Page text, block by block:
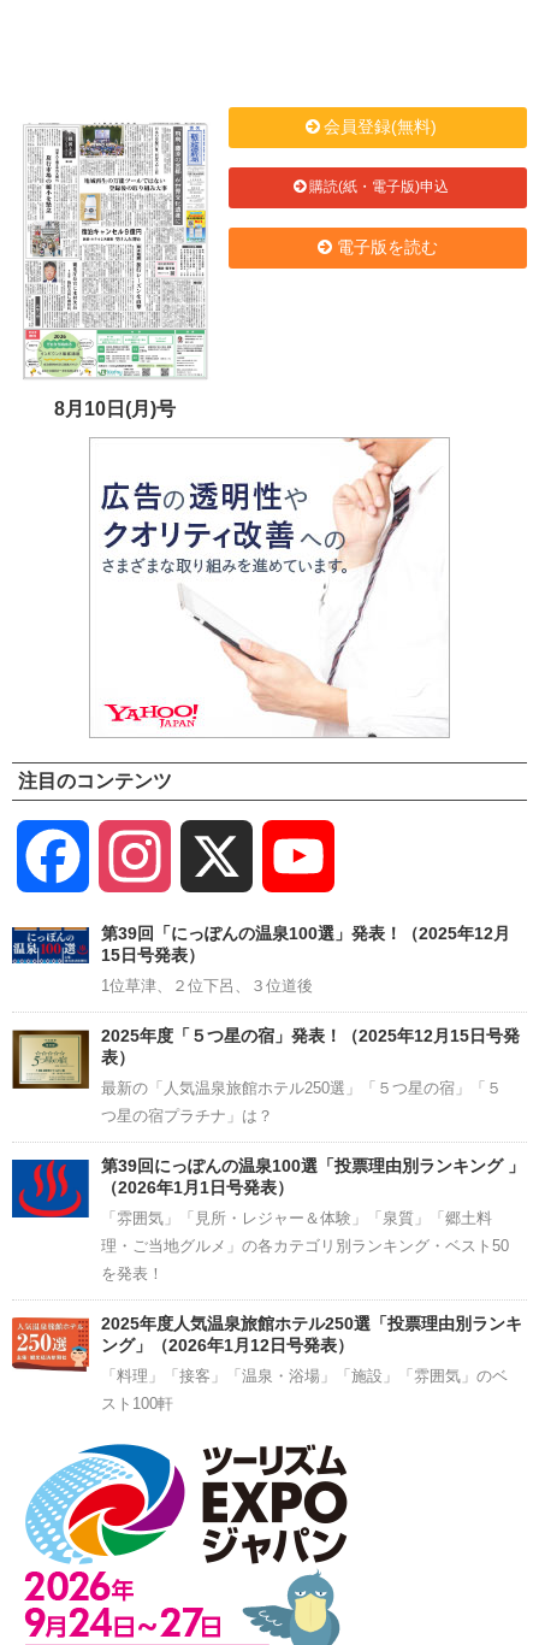
8月10日(月)号
会員登録(無料)
購読(紙・電子版)申込
電子版を読む
注目のコンテンツ
Facebook Instagram
Channel
第39回「にっぽんの温泉100選」発表！（2025年12月
15日号発表）
1位草津、２位下呂、３位道後
2025年度「５つ星の宿」発表！（2025年12月15日号発
表）
最新の「人気温泉旅館ホテル250選」「５つ星の宿」「５
つ星の宿プラチナ」は？
第39回にっぽんの温泉100選「投票理由別ランキング 」
（2026年1月1日号発表）
「雰囲気」「見所・レジャー＆体験」「泉質」「郷土料
理・ご当地グルメ」の各カテゴリ別ランキング・ベスト50
を発表！
2025年度人気温泉旅館ホテル250選「投票理由別ランキ
ング」（2026年1月12日号発表）
「料理」「接客」「温泉・浴場」「施設」「雰囲気」のベ
スト100軒